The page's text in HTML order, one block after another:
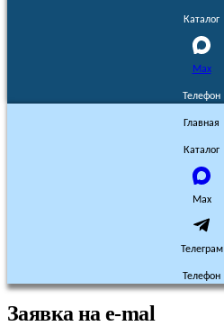
Каталог
Max
Телефон
Главная
Каталог
Max
Телеграм
Телефон
Заявка на e-mal